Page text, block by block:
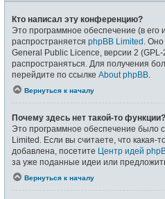
Кто написал эту конференцию?
Это программное обеспечение (в его
распространяется phpBB Limited .
General Public Licence, версии 2
распространяться. Для получения
перейдите по ссылке About phpBB
Вернуться к началу
Почему здесь нет такой-то функции?
Это программное обеспечение было
Limited. Если вы считаете, что какая-
добавлена, посетите Центр идей
за уже поданные идеи или
Вернуться к началу